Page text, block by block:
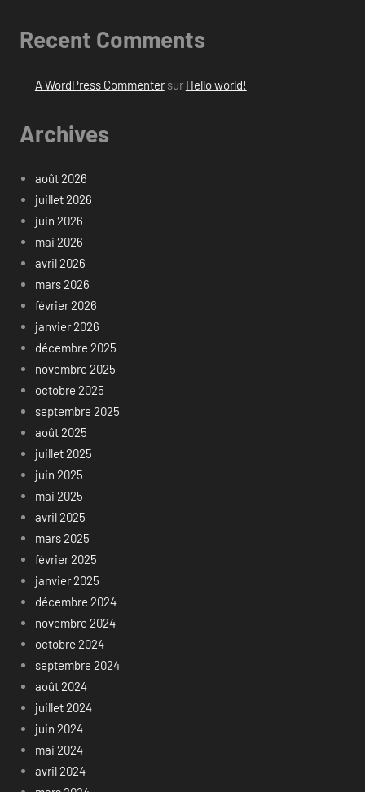
Recent Comments
A WordPress Commentersur Hello world!
Archives
août 2026
juillet 2026
juin 2026
mai 2026
avril 2026
mars 2026
février 2026
janvier 2026
décembre 2025
novembre 2025
octobre 2025
septembre 2025
août 2025
juillet 2025
juin 2025
mai 2025
avril 2025
mars 2025
février 2025
janvier 2025
décembre 2024
novembre 2024
octobre 2024
septembre 2024
août 2024
juillet 2024
juin 2024
mai 2024
avril 2024